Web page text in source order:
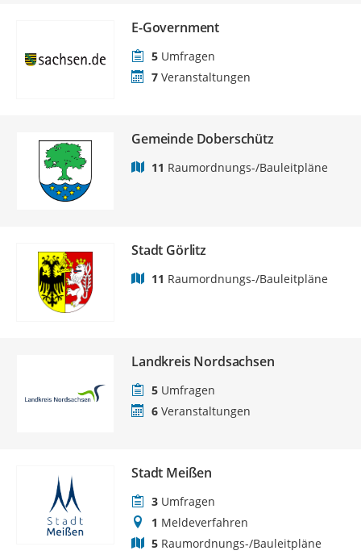
E-Government
5 Umfragen
7 Veranstaltungen
Gemeinde Doberschütz
11 Raumordnungs-/Bauleitpläne
Stadt Görlitz
11 Raumordnungs-/Bauleitpläne
Landkreis Nordsachsen
5 Umfragen
6 Veranstaltungen
Stadt Meißen
3 Umfragen
1 Meldeverfahren
5 Raumordnungs-/Bauleitpläne